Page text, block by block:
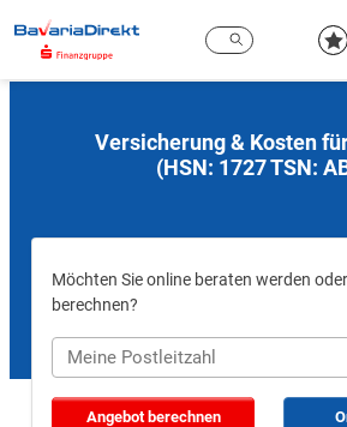
Hauptinhalt
Versicherung & Kosten
(HSN: 1727 TSN:
Möchten Sie online beraten werden
berechnen?
Angebot berechnen